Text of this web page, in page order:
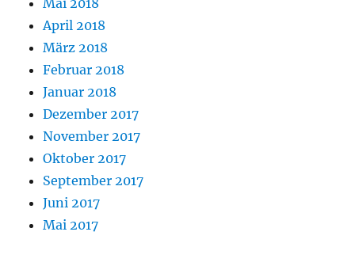
Mai 2018
April 2018
März 2018
Februar 2018
Januar 2018
Dezember 2017
November 2017
Oktober 2017
September 2017
Juni 2017
Mai 2017